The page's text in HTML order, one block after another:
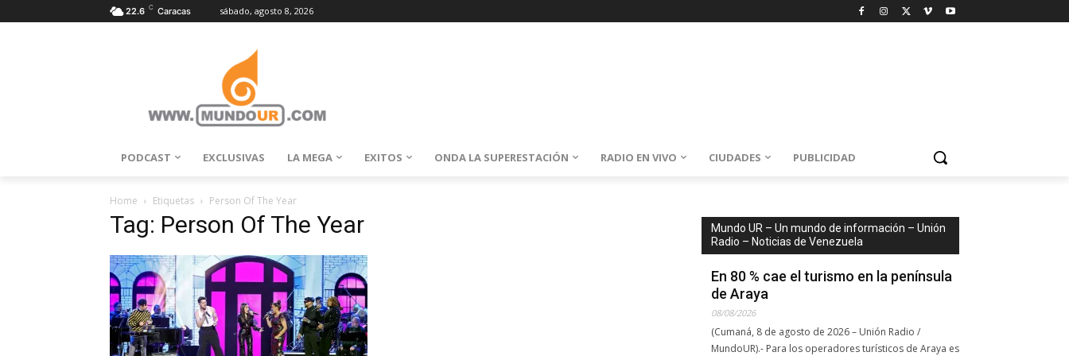
22.6 C Caracas sábado, agosto 8, 2026
PODCAST EXCLUSIVAS LA MEGA EXITOS ONDA LA SUPERESTACIÓN RADIO EN VIVO CIUDADES PUBLICIDAD
Home Etiquetas Person Of The Year
Tag: Person Of The Year
Mundo UR – Un mundo de información – Unión
Radio – Noticias de Venezuela
En 80 % cae el turismo en la península
de Araya
08/08/2026
(Cumaná, 8 de agosto de 2026 – Unión Radio /
MundoUR).- Para los operadores turísticos de Araya es